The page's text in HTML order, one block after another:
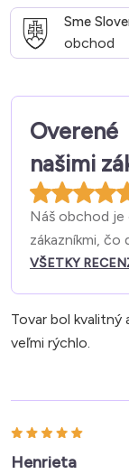
Sme
obchod
Overené
našimi
Náš obchod je
zákazníkmi, čo
VŠETKY
Tovar bol kvalitný
veľmi rýchlo.
Henrieta